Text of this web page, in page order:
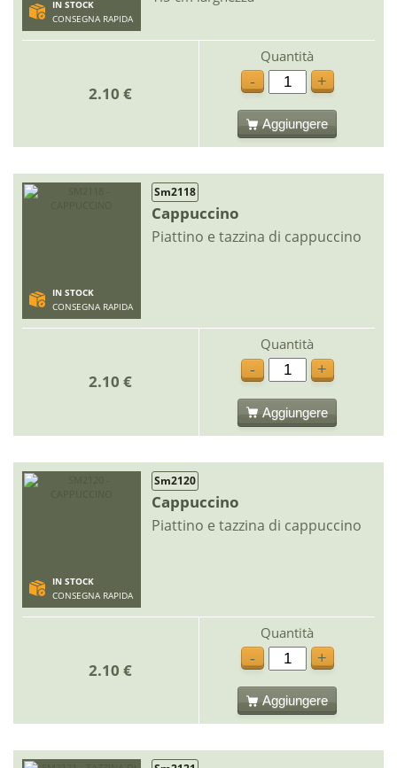
IN STOCK
CONSEGNA RAPIDA
2.10 €
Quantità
-
+
Aggiungere
IN STOCK
CONSEGNA RAPIDA
Sm2118
Cappuccino
Piattino e tazzina di cappuccino
2.10 €
Quantità
-
+
Aggiungere
IN STOCK
CONSEGNA RAPIDA
Sm2120
Cappuccino
Piattino e tazzina di cappuccino
2.10 €
Quantità
-
+
Aggiungere